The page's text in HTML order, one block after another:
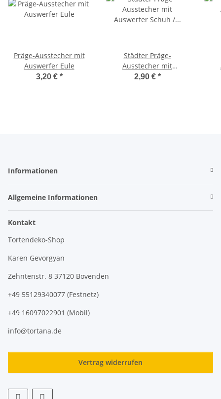
Präge-Ausstecher mit
Auswerfer Eule
3,20 € *
Städter Präge-
Ausstecher mit
Auswerfer Schuh /
2,90 € *
Informationen
Allgemeine Informationen
Kontakt
Tortendeko-Shop
Karen Gevorgyan
Zehntenstr. 8 37120 Bovenden
+49 55129340077 (Festnetz)
+49 16097022901 (Mobil)
info@tortana.de
Vertrag widerrufen